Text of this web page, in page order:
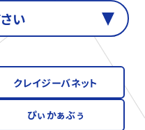
クレイジーバネット
ぴぃかぁぶぅ